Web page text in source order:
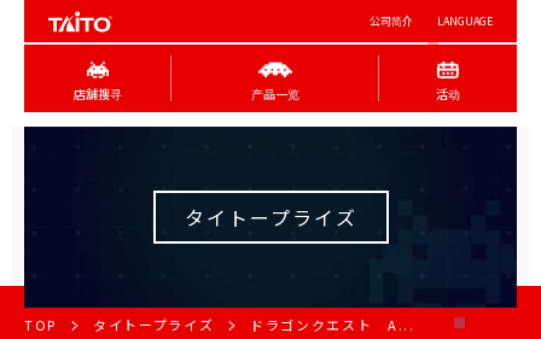
公司简介 LANGUAGE
店舖搜寻 产品一览 活动
タイトープライズ
TOP タイトープライズ ドラゴンクエスト A...